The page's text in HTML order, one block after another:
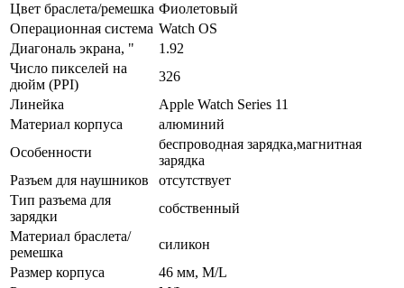
Цвет браслета/ремешка Фиолетовый
Операционная система Watch OS
Диагональ экрана, "
1.92
Число пикселей на
дюйм (PPI)
326
Линейка
Apple Watch Series 11
Материал корпуса
алюминий
Особенности
беспроводная зарядка,магнитная
зарядка
Разъем для наушников
отсутствует
Тип разъема для
зарядки
собственный
Материал браслета/
ремешка
силикон
Размер корпуса
46 мм, M/L